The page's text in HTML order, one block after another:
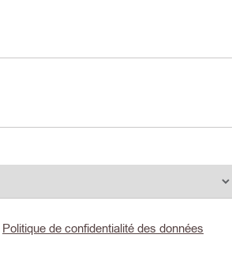
Politique de confidentialité des données